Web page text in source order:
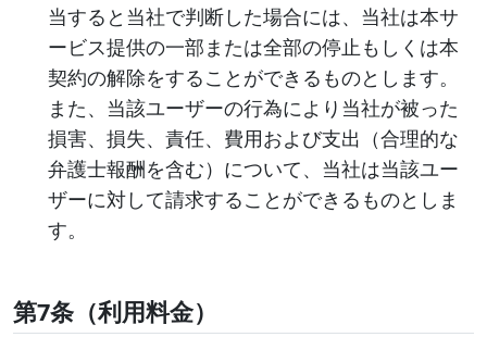
当すると当社で判断した場合には、当社は本サ
ービス提供の一部または全部の停止もしくは本
契約の解除をすることができるものとします。
また、当該ユーザーの行為により当社が被った
損害、損失、責任、費用および支出（合理的な
弁護士報酬を含む）について、当社は当該ユー
ザーに対して請求することができるものとしま
す。
第7条（利用料金）